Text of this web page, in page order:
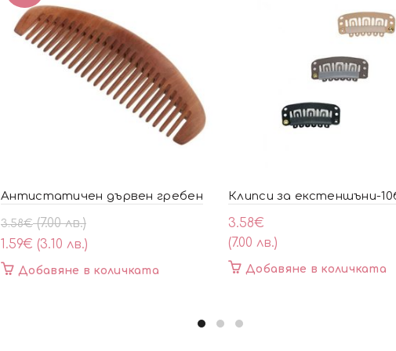
Антистатичен дървен гребен
3.58€ (7.00 лв.)
Original
price
was:
3.58€
1.59€ (3.10 лв.)
Текущата
цена
е:
1.59€
Добавяне в количката
Клипси за екстеншъни-
3.58€
(7.00 лв.)
Добавяне в количката